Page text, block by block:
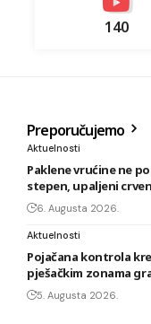
140
Preporučujemo
Aktuelnosti
Paklene vrućine ne
stepen, upaljeni
6. Augusta 2026.
Aktuelnosti
Pojačana kontrola
pješačkim zonama
5. Augusta 2026.